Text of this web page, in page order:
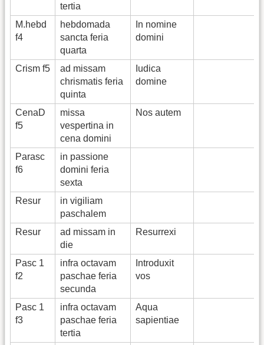
tertia
M.hebd
f4
hebdomada
sancta feria
quarta
In nomine
domini
Crism f5
ad missam
chrismatis feria
quinta
Iudica
domine
CenaD
f5
missa
vespertina in
cena domini
Nos autem
Parasc
f6
in passione
domini feria
sexta
Resur
in vigiliam
paschalem
Resur
ad missam in
die
Resurrexi
Pasc 1
f2
infra octavam
paschae feria
secunda
Introduxit
vos
Pasc 1
f3
infra octavam
paschae feria
tertia
Aqua
sapientiae